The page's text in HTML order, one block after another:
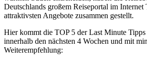
Deutschlands großem Reiseportal im Internet
attraktivsten Angebote zusammen gestellt.
Hier kommt die TOP 5 der Last Minute
innerhalb den nächsten 4 Wochen und mit
Weiterempfehlung: